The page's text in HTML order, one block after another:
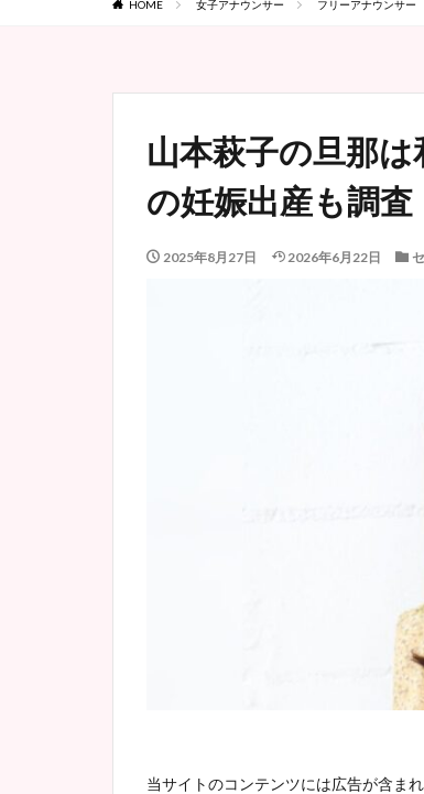
HOME 女子アナウンサー フリーアナウンサー
山本萩子の旦那
の妊娠出産も調査
2025年8月27日 2026年6月22日
当サイトのコンテンツには広告が含ま